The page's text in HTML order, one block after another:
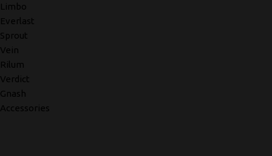
Limbo
Everlast
Sprout
Vein
Rilum
Verdict
Gnash
Accessories